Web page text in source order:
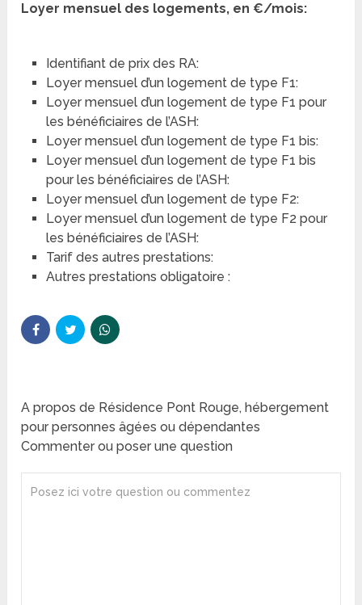
Loyer mensuel des logements, en €/mois:
Identifiant de prix des RA:
Loyer mensuel d’un logement de type F1:
Loyer mensuel d’un logement de type F1 pour
les bénéficiaires de l’ASH:
Loyer mensuel d’un logement de type F1 bis:
Loyer mensuel d’un logement de type F1 bis
pour les bénéficiaires de l’ASH:
Loyer mensuel d’un logement de type F2:
Loyer mensuel d’un logement de type F2 pour
les bénéficiaires de l’ASH:
Tarif des autres prestations:
Autres prestations obligatoire :
A propos de Résidence Pont Rouge, hébergement
pour personnes âgées ou dépendantes
Commenter ou poser une question